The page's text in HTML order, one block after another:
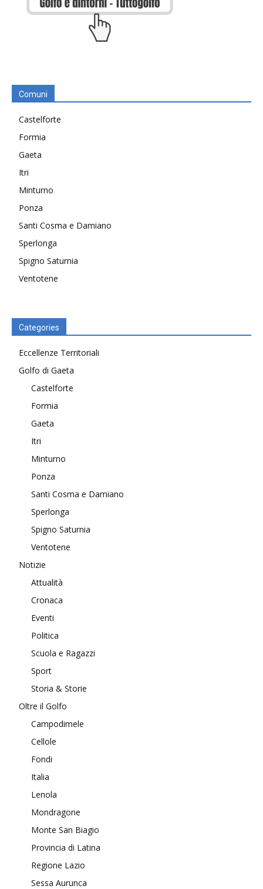
Comuni
Castelforte
Formia
Gaeta
Itri
Minturno
Ponza
Santi Cosma e Damiano
Sperlonga
Spigno Saturnia
Ventotene
Categories
Eccellenze Territoriali
Golfo di Gaeta
Castelforte
Formia
Gaeta
Itri
Minturno
Ponza
Santi Cosma e Damiano
Sperlonga
Spigno Saturnia
Ventotene
Notizie
Attualità
Cronaca
Eventi
Politica
Scuola e Ragazzi
Sport
Storia & Storie
Oltre il Golfo
Campodimele
Cellole
Fondi
Italia
Lenola
Mondragone
Monte San Biagio
Provincia di Latina
Regione Lazio
Sessa Aurunca